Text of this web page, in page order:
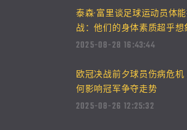
泰森·富里谈足球运动员体
战：他们的身体素质超乎想
2025-08-28 16:43:44
欧冠决战前夕球员伤病危机
何影响冠军争夺走势
2025-08-26 12:25:32